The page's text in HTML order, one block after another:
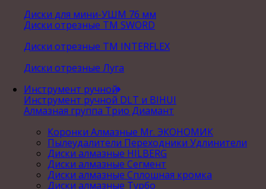
Диски для мини-УШМ 76 мм
Диски отрезные ТМ SWORD
Диски отрезные ТМ INTERFLEX
Диски отрезные Луга
Инструмент ручной
Инструмент ручной DLT и BIHUI
Алмазная группа Трио Диамант
Коронки Алмазные Mr. ЭКОНОМИК
Пылеудалители Переходники Удлинители
Диски алмазные HILBERG
Диски алмазные Сегмент
Диски алмазные Сплошная кромка
Диски алмазные Турбо